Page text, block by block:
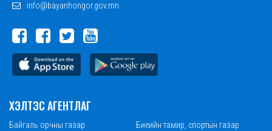
info@bayanhongor.gov.mn
ХЭЛТЭС АГЕНТЛАГ
Байгаль орчны газар
Биеийн тамир, спортын газар